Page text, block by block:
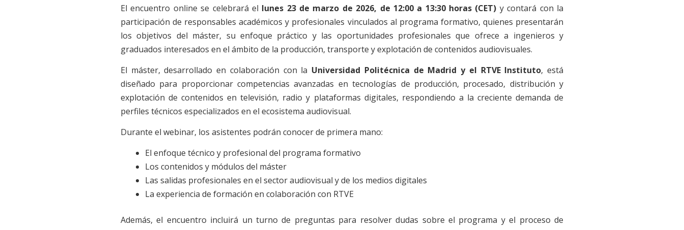
El encuentro online se celebrará el lunes 23 de marzo de 2026, de 12:00 a 13:30 horas (CET) y contará con la
participación de responsables académicos y profesionales vinculados al programa formativo, quienes presentarán
los objetivos del máster, su enfoque práctico y las oportunidades profesionales que ofrece a ingenieros y
graduados interesados en el ámbito de la producción, transporte y explotación de contenidos audiovisuales.
El máster, desarrollado en colaboración con la Universidad Politécnica de Madrid y el RTVE Instituto, está
diseñado para proporcionar competencias avanzadas en tecnologías de producción, procesado, distribución y
explotación de contenidos en televisión, radio y plataformas digitales, respondiendo a la creciente demanda de
perfiles técnicos especializados en el ecosistema audiovisual.
Durante el webinar, los asistentes podrán conocer de primera mano:
El enfoque técnico y profesional del programa formativo
Los contenidos y módulos del máster
Las salidas profesionales en el sector audiovisual y de los medios digitales
La experiencia de formación en colaboración con RTVE
Además, el encuentro incluirá un turno de preguntas para resolver dudas sobre el programa y el proceso de